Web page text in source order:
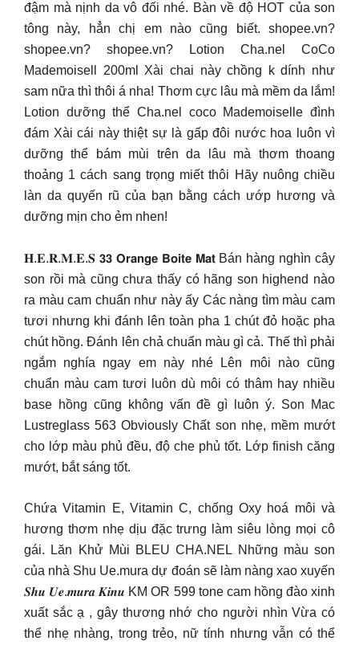
đậm mà nịnh da vô đối nhé. Bàn về độ HOT của son
tông này, hẳn chị em nào cũng biết. shopee.vn?
shopee.vn? shopee.vn? Lotion Cha.nel CoCo
Mademoisell 200ml Xài chai này chồng k dính như
sam nữa thì thôi á nha! Thơm cực lâu mà mềm da lắm!
Lotion dưỡng thể Cha.nel coco Mademoiselle đình
đám Xài cái này thiệt sự là gấp đôi nước hoa luôn vì
dưỡng thể bám mùi trên da lâu mà thơm thoang
thoảng 1 cách sang trọng miết thôi Hãy nuông chiều
làn da quyến rũ của bạn bằng cách ướp hương và
dưỡng mịn cho ẻm nhen!
𝐇.𝐄.𝐑.𝐌.𝐄.𝐒 𝟯𝟯 𝗢𝗿𝗮𝗻𝗴𝗲 𝗕𝗼𝗶𝘁𝗲 𝗠𝗮𝘁 Bán hàng nghìn cây
son rồi mà cũng chưa thấy có hãng son highend nào
ra màu cam chuẩn như này ấy Các nàng tìm màu cam
tươi nhưng khi đánh lên toàn pha 1 chút đỏ hoặc pha
chút hồng. Đánh lên chả chuẩn màu gì cả. Thế thì phải
ngắm nghía ngay em này nhé Lên môi nào cũng
chuẩn màu cam tươi luôn dù môi có thâm hay nhiều
base hồng cũng không vấn đề gì luôn ý. Son Mac
Lustreglass 563 Obviously Chất son nhẹ, mềm mướt
cho lớp màu phủ đều, độ che phủ tốt. Lớp finish căng
mướt, bắt sáng tốt.
Chứa Vitamin E, Vitamin C, chống Oxy hoá môi và
hương thơm nhẹ dịu đặc trưng làm siêu lòng mọi cô
gái. Lăn Khử Mùi BLEU CHA.NEL Những màu son
của nhà Shu Ue.mura dự đoán sẽ làm nàng xao xuyến
𝑺𝒉𝒖 𝑼𝒆.𝒎𝒖𝒓𝒂 𝑲𝒊𝒏𝒖 KM OR 599 tone cam hồng đào xinh
xuất sắc ạ , gây thương nhớ cho người nhìn Vừa có
thể nhẹ nhàng, trong trẻo, nữ tính nhưng vẫn có thể